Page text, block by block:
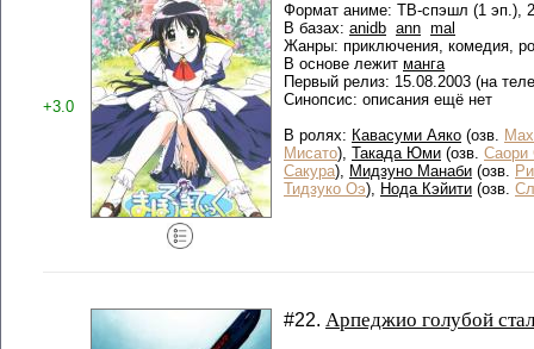
+3.0
Формат аниме: ТВ-спэшл (1 эп.),
В базах: anidb ann mal
Жанры: приключения, комедия,
В основе лежит манга
Первый релиз: 15.08.2003 (на
Синопсис: описания ещё нет
В ролях: Кавасуми Аяко (озв.
Мисато), Такада Юми (озв. Саори
Сакура), Мидзуно Манаби (озв.
Тидзуко Оэ), Нода Кэйити (озв.
#22. Арпеджио голубой